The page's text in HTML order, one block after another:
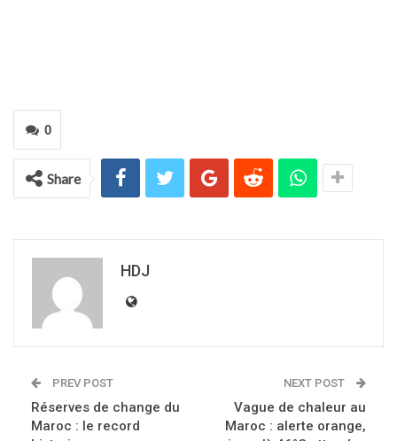
0
Share
HDJ
PREV POST
Réserves de change du
Maroc : le record
NEXT POST
Vague de chaleur au
Maroc : alerte orange,